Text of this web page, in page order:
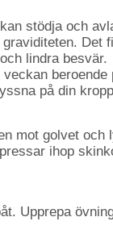
stödja och
Det
lindra besvär.
på din
mot golvet och
ihop
Upprepa